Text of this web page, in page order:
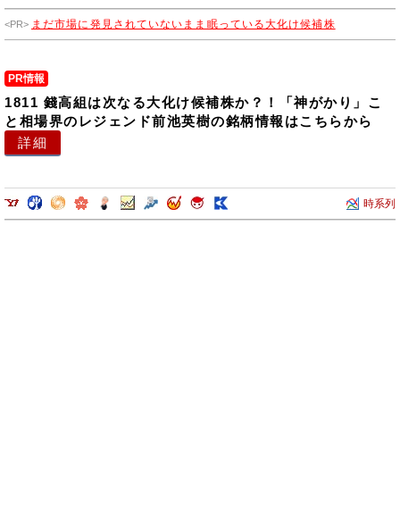
まだ市場に発見されていないまま眠っている大化け候補株
PR情報
1811 錢高組は次なる大化け候補株か？！「神がかり」こ
と相場界のレジェンド前池英樹の銘柄情報はこちらから
詳細
時系列